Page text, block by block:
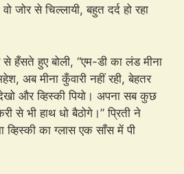
जोर से चिल्लायी, बहुत दर्द हो रहा
से हँसते हुए बोली, “एम-डी का लंड मीना
अब मीना कुँवारी नहीं रही, बेहतर
और व्हिस्की पियो। अपना सब कुछ
से भी हाथ धो बैठोगे।” प्रिती ने
का ग्लास एक साँस में पी